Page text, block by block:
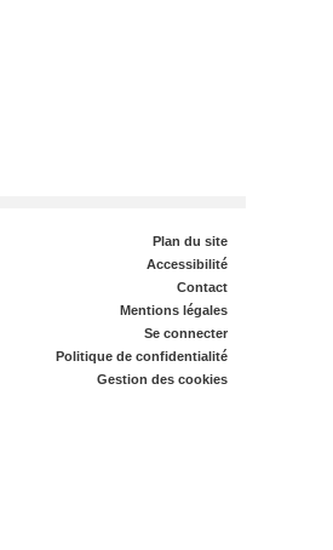
Plan du site
Accessibilité
Contact
Mentions légales
Se connecter
Politique de confidentialité
Gestion des cookies